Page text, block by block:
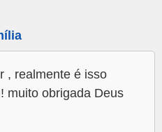
, realmente é isso
muito obrigada Deus